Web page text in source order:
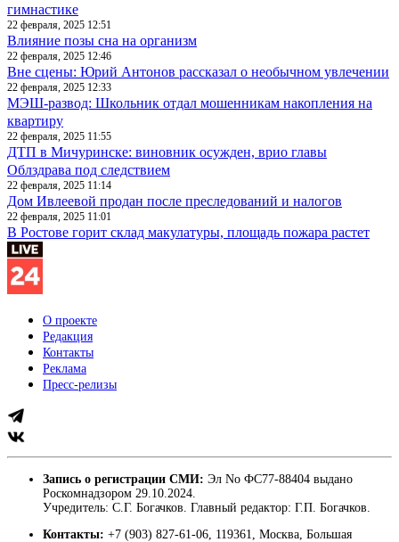
гимнастике
22 февраля, 2025 12:51
Влияние позы сна на организм
22 февраля, 2025 12:46
Вне сцены: Юрий Антонов рассказал о необычном увлечении
22 февраля, 2025 12:33
МЭШ-развод: Школьник отдал мошенникам накопления на
квартиру
22 февраля, 2025 11:55
ДТП в Мичуринске: виновник осужден, врио главы
Облздрава под следствием
22 февраля, 2025 11:14
Дом Ивлеевой продан после преследований и налогов
22 февраля, 2025 11:01
В Ростове горит склад макулатуры, площадь пожара растет
О проекте
Редакция
Контакты
Реклама
Пресс-релизы
Запись о регистрации СМИ: Эл No ФС77-88404 выдано
Роскомнадзором 29.10.2024.
Учредитель: С.Г. Богачков. Главный редактор: Г.П. Богачков.
Контакты: +7 (903) 827-61-06, 119361, Москва, Большая